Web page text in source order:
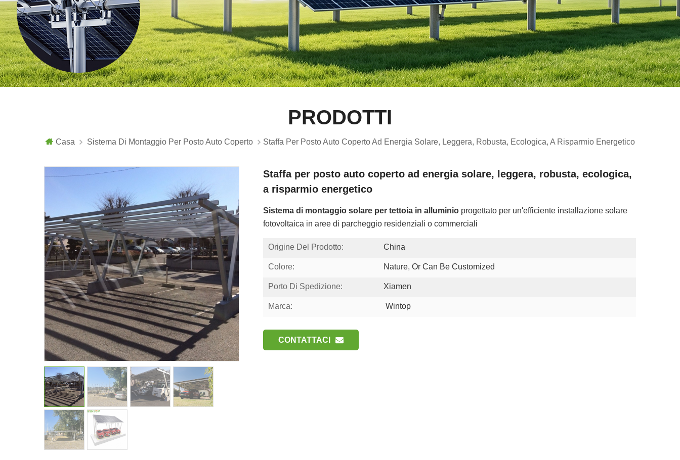
PRODOTTI
Casa Sistema Di Montaggio Per Posto Auto Coperto Staffa Per Posto Auto Coperto Ad Energia Solare, Leggera, Robusta, Ecologica, A Risparmio Energetico
Staffa per posto auto coperto ad energia solare, leggera, robusta, ecologica,
a risparmio energetico
Sistema di montaggio solare per tettoia in alluminioprogettato per un'efficiente installazione solare
fotovoltaica in aree di parcheggio residenziali o commerciali
Origine Del Prodotto: China
Colore: Nature, Or Can Be Customized
Porto Di Spedizione: Xiamen
Marca: Wintop
CONTATTACI